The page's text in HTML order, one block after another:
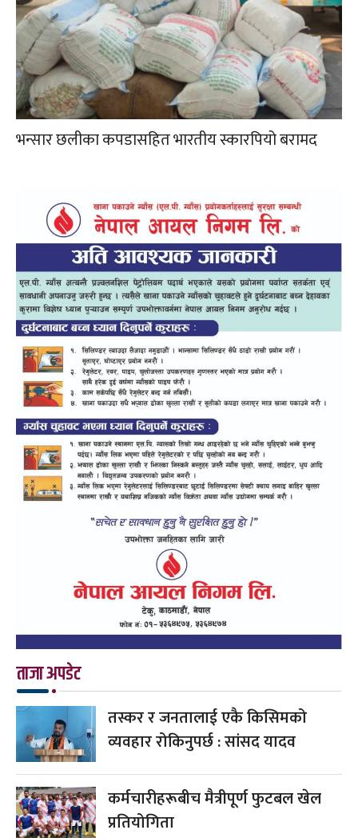
भन्सार छलीका कपडासहित भारतीय स्कारपियो बरामद
ताजा अपडेट
तस्कर र जनतालाई एकै किसिमको
व्यवहार रोकिनुपर्छ : सांसद यादव
कर्मचारीहरूबीच मैत्रीपूर्ण फुटबल खेल
प्रतियोगिता